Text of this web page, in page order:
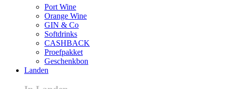
Port Wine
Orange Wine
GIN & Co
Softdrinks
CASHBACK
Proefpakket
Geschenkbon
Landen